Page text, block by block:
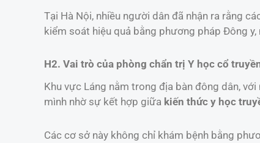
Tại Hà Nội, nhiều người dân đã nhận ra rằng
kiểm soát hiệu quả bằng phương pháp Đông
H2. Vai trò của phòng chẩn trị Y học cổ
Khu vực Láng nằm trong địa bàn đông dân, với
mình nhờ sự kết hợp giữa kiến thức y học
Các cơ sở này không chỉ khám bệnh bằng